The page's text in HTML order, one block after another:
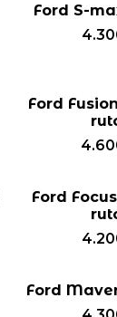
Ford S-
Ford
Ford
Ford